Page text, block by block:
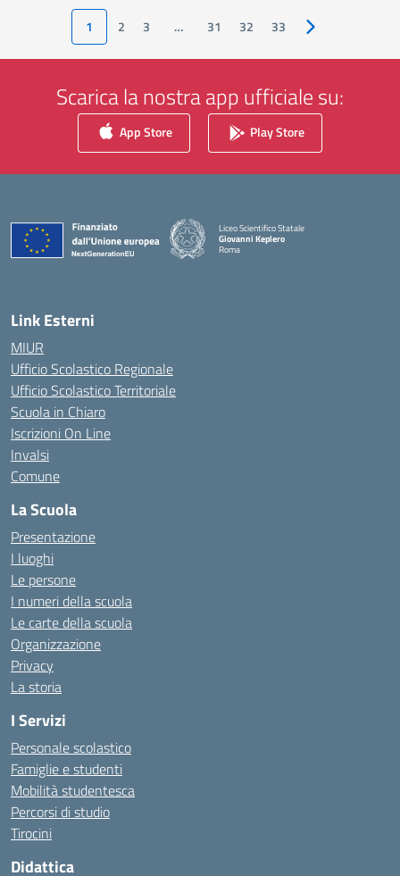
1 2 3 … 31 32 33 Pagina
Scarica la nostra app ufficiale su:
App Store Play Store
Liceo Scientifico Statale
Giovanni Keplero
Roma
Link Esterni
MIUR
Ufficio Scolastico Regionale
Ufficio Scolastico Territoriale
Scuola in Chiaro
Iscrizioni On Line
Invalsi
Comune
La Scuola
Presentazione
I luoghi
Le persone
I numeri della scuola
Le carte della scuola
Organizzazione
Privacy
La storia
I Servizi
Personale scolastico
Famiglie e studenti
Mobilità studentesca
Percorsi di studio
Tirocini
Didattica